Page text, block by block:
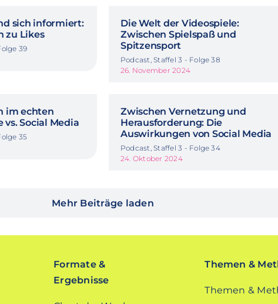
sich informiert:
zu Likes
39
Die Welt der Videospiele:
Zwischen Spielspaß und
Spitzensport
Podcast, Staffel 3 - Folge 38
26. November 2024
im echten
vs. Social Media
35
Zwischen Vernetzung und
Herausforderung: Die
Auswirkungen von Social Media
Podcast, Staffel 3 - Folge 34
24. Oktober 2024
Mehr Beiträge laden
Formate &
Ergebnisse
Themen &
Themen &